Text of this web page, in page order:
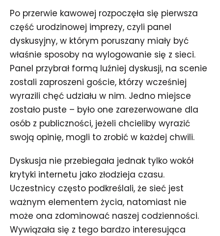
Po przerwie kawowej rozpoczęła się pierwsza
część urodzinowej imprezy, czyli panel
dyskusyjny, w którym poruszany miały być
właśnie sposoby na wylogowanie się z sieci.
Panel przybrał formą luźniej dyskusji, na scenie
zostali zaproszeni goście, którzy wcześniej
wyrazili chęć udziału w nim. Jedno miejsce
zostało puste – było one zarezerwowane dla
osób z publiczności, jeżeli chcieliby wyrazić
swoją opinię, mogli to zrobić w każdej chwili.
Dyskusja nie przebiegała jednak tylko wokół
krytyki internetu jako złodzieja czasu.
Uczestnicy często podkreślali, że sieć jest
ważnym elementem życia, natomiast nie
może ona zdominować naszej codzienności.
Wywiązała się z tego bardzo interesująca